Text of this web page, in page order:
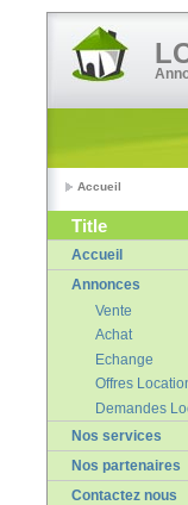
Accueil
Title
Accueil
Annonces
Vente
Achat
Echange
Offres
Demandes
Nos services
Nos partenaires
Contactez nous